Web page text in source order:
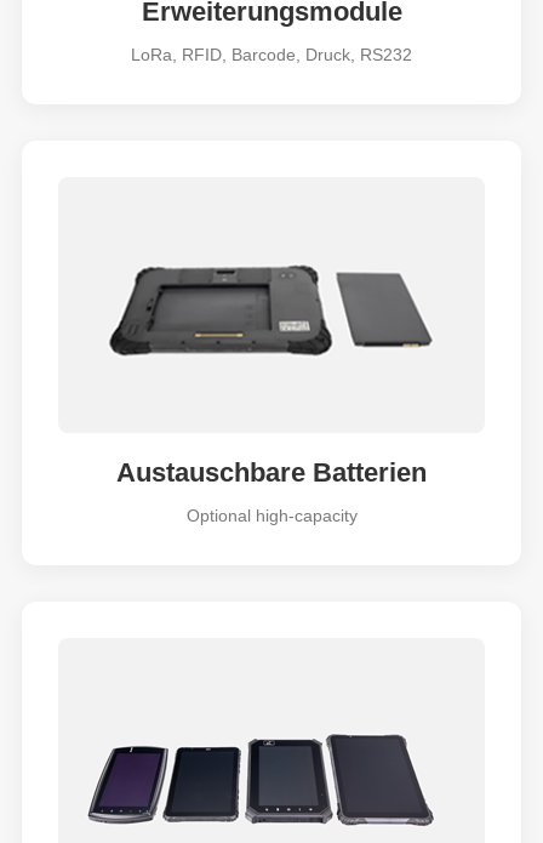
Erweiterungsmodule
LoRa, RFID, Barcode, Druck, RS232
Austauschbare Batterien
Optional high-capacity